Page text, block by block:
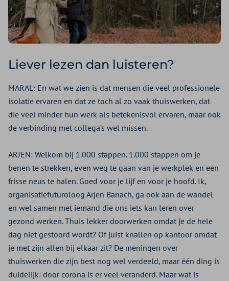
Liever lezen dan luisteren?
MARAL: En wat we zien is dat mensen die veel professionele
isolatie ervaren en dat ze toch al zo vaak thuiswerken, dat
die veel minder hun werk als betekenisvol ervaren, maar ook
de verbinding met collega’s wel missen.
ARJEN: Welkom bij 1.000 stappen. 1.000 stappen om je
benen te strekken, even weg te gaan van je werkplek en een
frisse neus te halen. Goed voor je lijf en voor je hoofd. Ik,
organisatiefuturoloog Arjen Banach, ga ook aan de wandel
en wel samen met iemand die ons iets kan leren over
gezond werken. Thuis lekker doorwerken omdat je de hele
dag niet gestoord wordt? Of juist knallen op kantoor omdat
je met zijn allen bij elkaar zit? De meningen over
thuiswerken die zijn best nog wel verdeeld, maar één ding is
duidelijk: door corona is er veel veranderd. Maar wat is